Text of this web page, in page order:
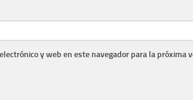
y web en este navegador para la próxima